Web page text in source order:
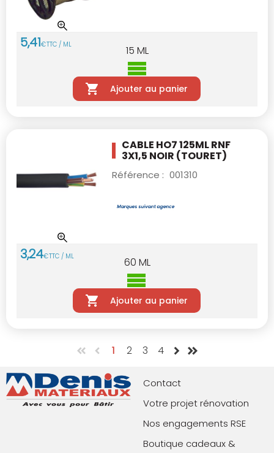
5,41€TTC / ML 15 ML
Ajouter au panier
CABLE HO7 125ML RNF
3X1,5 NOIR (TOURET)
Référence : 001310
3,24€TTC / ML 60 ML
Ajouter au panier
1 2 3 4
Contact
Votre projet rénovation
Nos engagements RSE
Boutique cadeaux &